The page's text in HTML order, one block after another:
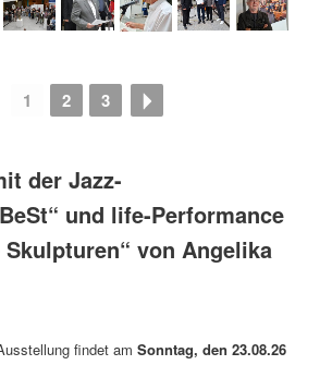
1 2 3
der Jazz-
und life-Performance
Skulpturen“ von Angelika
findet amSonntag, den 23.08.26